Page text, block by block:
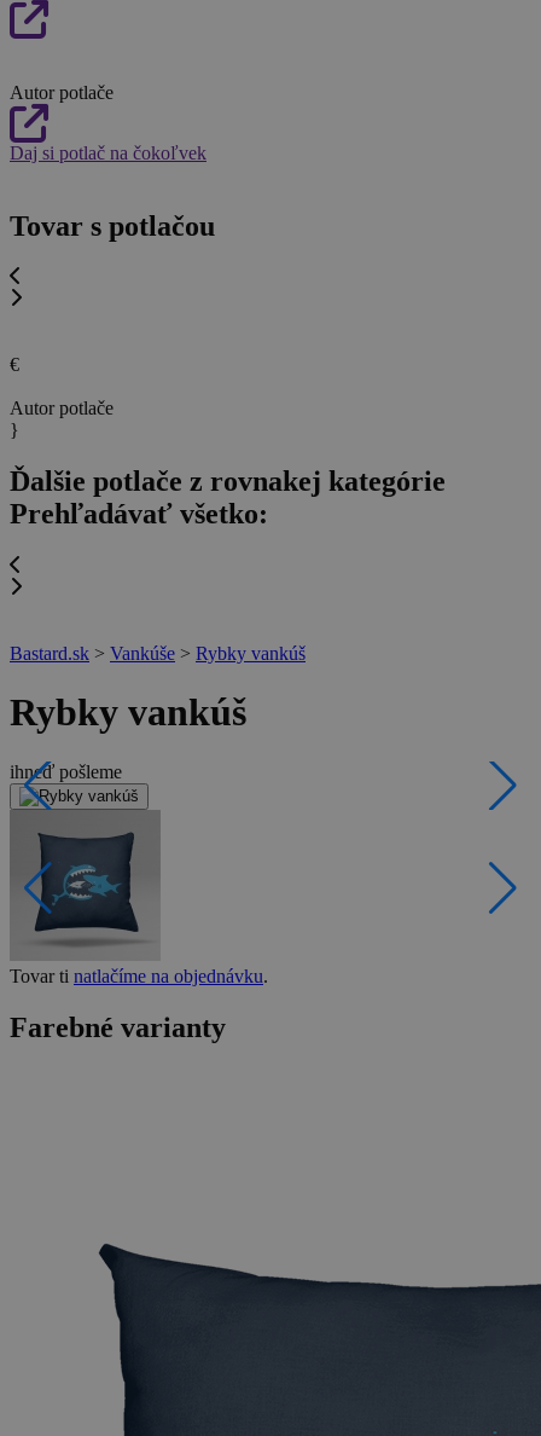
Autor potlače
Daj si potlač na čokoľvek
Tovar s potlačou
€
Autor potlače
}
Ďalšie potlače z rovnakej kategórie
Prehľadávať všetko:
Bastard.sk > Vankúše > Rybky vankúš
Rybky vankúš
ihneď pošleme
Tovar ti natlačíme na objednávku.
Farebné varianty